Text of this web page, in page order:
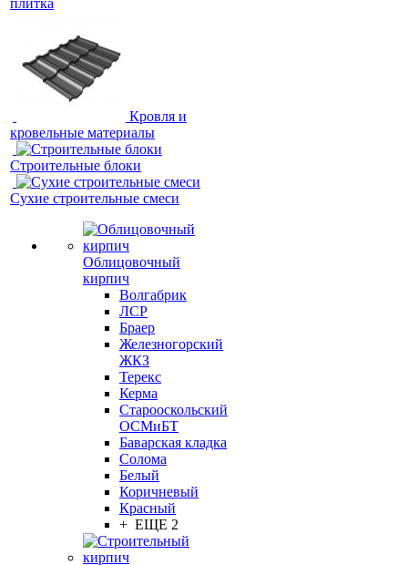
плитка
Кровля и
кровельные материалы
Строительные блоки
Сухие строительные смеси
Облицовочный
кирпич
Волгабрик
ЛСР
Браер
Железногорский
ЖКЗ
Терекс
Керма
Старооскольский
ОСМиБТ
Баварская кладка
Солома
Белый
Коричневый
Красный
+ ЕЩЕ 2